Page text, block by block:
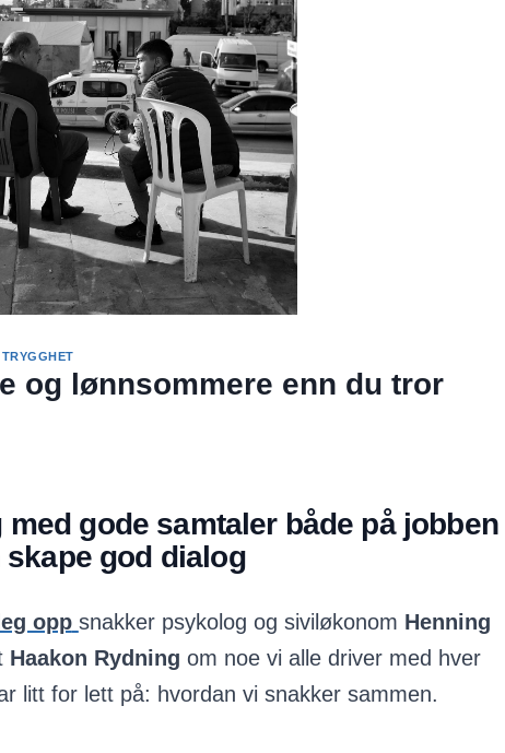
og lønnsommere enn du tror
gode samtaler både på
god dialog
opp snakker psykolog og siviløkonom Henning
Haakon Rydning om noe vi alle driver med hver
litt for lett på: hvordan vi snakker sammen.